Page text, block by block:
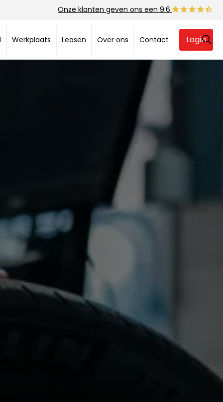
Onze klanten geven ons een 9.6
Werkplaats Leasen Over ons Contact Login